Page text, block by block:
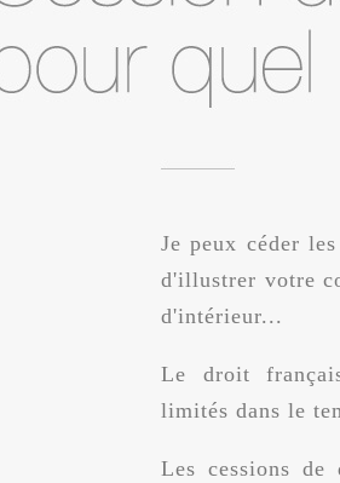
Je peux céder
d'illustrer votre
d'intérieur...
Le droit
limités dans le
Les cessions